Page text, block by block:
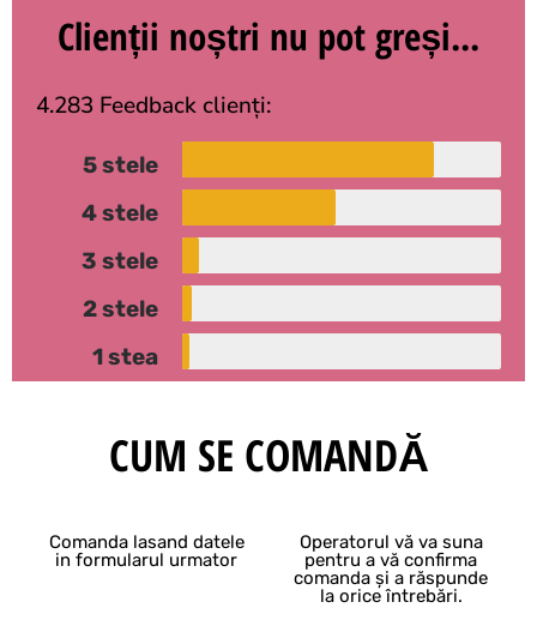
Clienții noștri nu pot greși...
4.283 Feedback clienți:
5 stele
4 stele
3 stele
2 stele
1 stea
CUM SE COMANDĂ
Comanda lasand datele
in formularul urmator
Operatorul vă va suna
pentru a vă confirma
comanda și a răspunde
la orice întrebări.